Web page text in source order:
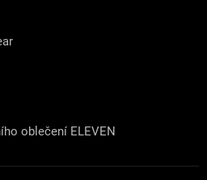
oblečení ELEVEN